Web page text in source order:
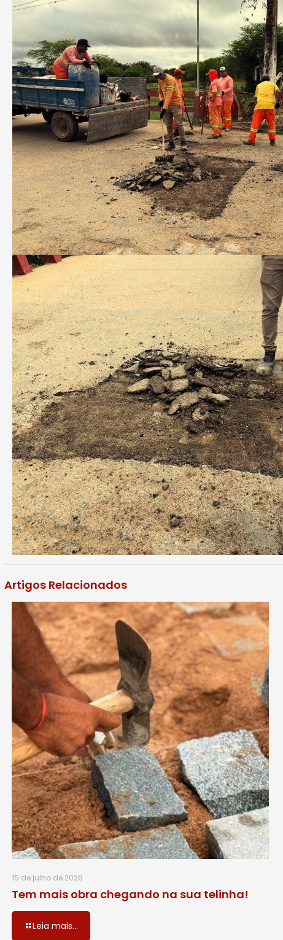
Artigos Relacionados
15 de julho de 2026
Tem mais obra chegando na sua telinha!
Leia mais...